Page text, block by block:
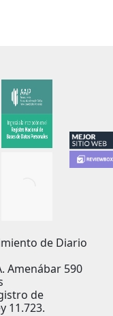
de Diario
Amenábar 590
de
11.723.